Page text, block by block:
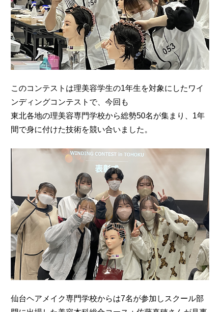
このコンテストは理美容学生の1年生を対象にしたワイ
ンディングコンテストで、今回も
東北各地の理美容専門学校から総勢50名が集まり、1年
間で身に付けた技術を競い合いました。
仙台ヘアメイク専門学校からは7名が参加しスクール部